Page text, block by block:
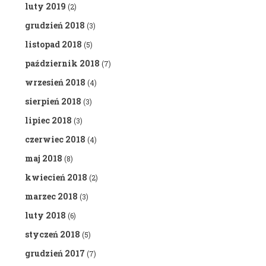
luty 2019 (2)
grudzień 2018 (3)
listopad 2018 (5)
październik 2018 (7)
wrzesień 2018 (4)
sierpień 2018 (3)
lipiec 2018 (3)
czerwiec 2018 (4)
maj 2018 (8)
kwiecień 2018 (2)
marzec 2018 (3)
luty 2018 (6)
styczeń 2018 (5)
grudzień 2017 (7)